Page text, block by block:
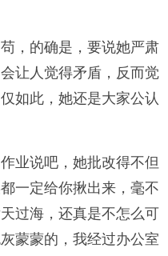
的确是，要说她严肃
让人觉得矛盾，反而觉
如此，她还是大家公认
说吧，她批改得不但
一定给你揪出来，毫不
过海，还真是不怎么可
蒙蒙的，我经过办公室